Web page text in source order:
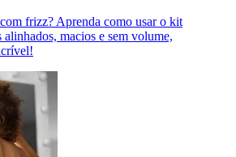
frizz? Aprenda como usar o kit
macios e sem volume,